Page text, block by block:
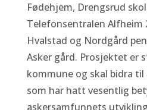
Fødehjem, Drengsrud
Telefonsentralen Alfheim
Hvalstad og Nordgård
Asker gård. Prosjektet er
kommune og skal bidra
som har hatt vesentlig
askersamfunnets